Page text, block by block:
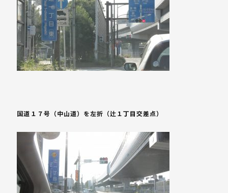
国道１７号（中山道）を左折（辻１丁目交差点）